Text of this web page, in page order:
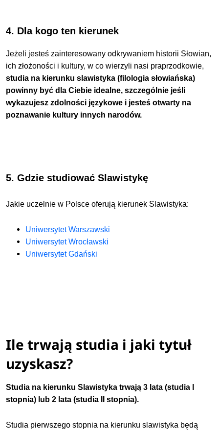
4. Dla kogo ten kierunek
Jeżeli jesteś zainteresowany odkrywaniem historii Słowian,
ich złożoności i kultury, w co wierzyli nasi praprzodkowie,
studia na kierunku slawistyka (filologia słowiańska)
powinny być dla Ciebie idealne, szczególnie jeśli
wykazujesz zdolności językowe i jesteś otwarty na
poznawanie kultury innych narodów.
5. Gdzie studiować Slawistykę
Jakie uczelnie w Polsce oferują kierunek Slawistyka:
Uniwersytet Warszawski
Uniwersytet Wrocławski
Uniwersytet Gdański
Ile trwają studia i jaki tytuł
uzyskasz?
Studia na kierunku Slawistyka trwają 3 lata (studia I
stopnia) lub 2 lata (studia II stopnia).
Studia pierwszego stopnia na kierunku slawistyka będą